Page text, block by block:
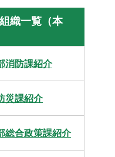
織一覧（本
消防課紹介
災課紹介
総合政策課紹介